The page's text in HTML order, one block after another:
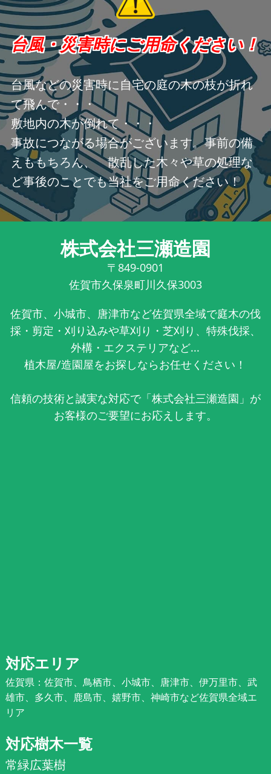
台風・災害時にご用命ください！
台風などの災害時に自宅の庭の木の枝が折れ
て飛んで・・・
敷地内の木が倒れて・・・
事故につながる場合がございます。事前の備
えももちろん、 散乱した木々や草の処理な
ど事後のことでも当社をご用命ください！
株式会社三瀬造園
〒849-0901
佐賀市久保泉町川久保3003
佐賀市、小城市、唐津市など佐賀県全域で庭木の伐
採・剪定・刈り込みや草刈り・芝刈り、特殊伐採、
外構・エクステリアなど...
植木屋/造園屋をお探しならお任せください！
信頼の技術と誠実な対応で「株式会社三瀬造園」が
お客様のご要望にお応えします。
対応エリア
佐賀県：佐賀市、鳥栖市、小城市、唐津市、伊万里市、武
雄市、多久市、鹿島市、嬉野市、神崎市など佐賀県全域エ
リア
対応樹木一覧
常緑広葉樹